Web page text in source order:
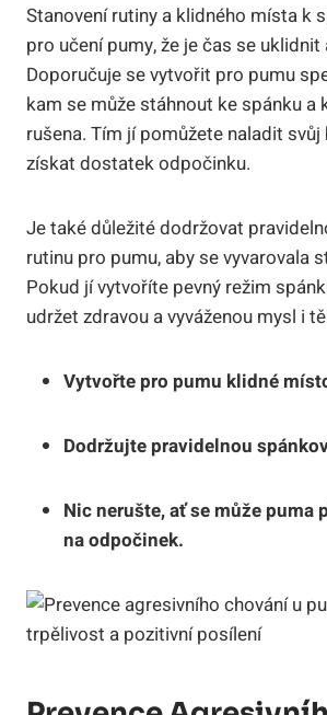
Stanovení rutiny a klidného místa k
pro učení pumy, že je čas se
Doporučuje se vytvořit pro pumu
kam se může stáhnout ke spánku a
rušena. Tím jí pomůžete naladit
získat dostatek odpočinku.
Je také důležité dodržovat
rutinu pro pumu, aby se vyvarovala
Pokud jí vytvoříte pevný režim
udržet zdravou a vyváženou mysl i
Vytvořte pro pumu klidné
Dodržujte pravidelnou
Nic nerušte, ať se může puma
na odpočinek.